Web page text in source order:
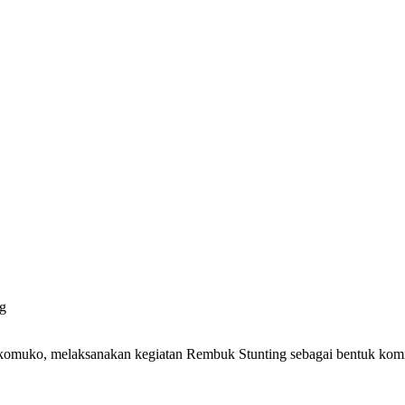
melaksanakan kegiatan Rembuk Stunting sebagai bentuk